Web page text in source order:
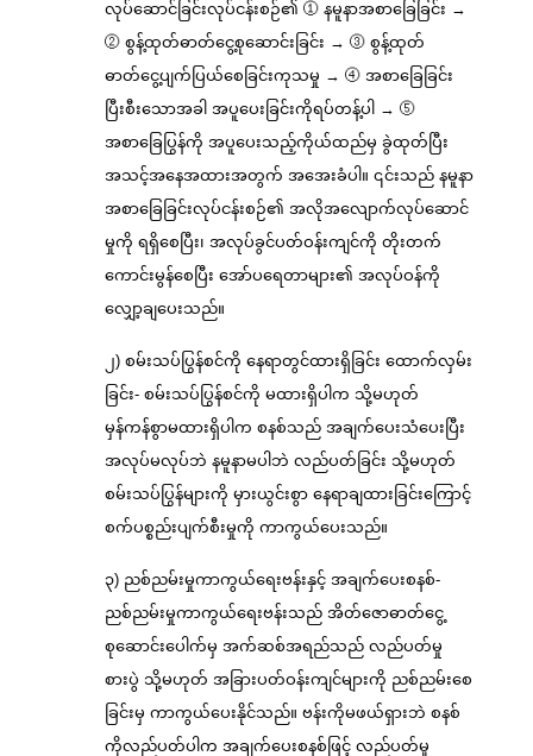
လုပ်ဆောင်ခြင်းလုပ်ငန်းစဉ်၏ ① နမူနာအစာခြေခြင်း →
② စွန့်ထုတ်ဓာတ်ငွေ့စုဆောင်းခြင်း → ③ စွန့်ထုတ်
ဓာတ်ငွေ့ပျက်ပြယ်စေခြင်းကုသမှု → ④ အစာခြေခြင်း
ပြီးစီးသောအခါ အပူပေးခြင်းကိုရပ်တန့်ပါ → ⑤
အစာခြေပြွန်ကို အပူပေးသည့်ကိုယ်ထည်မှ ခွဲထုတ်ပြီး
အသင့်အနေအထားအတွက် အအေးခံပါ။ ၎င်းသည် နမူနာ
အစာခြေခြင်းလုပ်ငန်းစဉ်၏ အလိုအလျောက်လုပ်ဆောင်
မှုကို ရရှိစေပြီး၊ အလုပ်ခွင်ပတ်ဝန်းကျင်ကို တိုးတက်
ကောင်းမွန်စေပြီး အော်ပရေတာများ၏ အလုပ်ဝန်ကို
လျှော့ချပေးသည်။
၂) စမ်းသပ်ပြွန်စင်ကို နေရာတွင်ထားရှိခြင်း ထောက်လှမ်း
ခြင်း- စမ်းသပ်ပြွန်စင်ကို မထားရှိပါက သို့မဟုတ်
မှန်ကန်စွာမထားရှိပါက စနစ်သည် အချက်ပေးသံပေးပြီး
အလုပ်မလုပ်ဘဲ နမူနာမပါဘဲ လည်ပတ်ခြင်း သို့မဟုတ်
စမ်းသပ်ပြွန်များကို မှားယွင်းစွာ နေရာချထားခြင်းကြောင့်
စက်ပစ္စည်းပျက်စီးမှုကို ကာကွယ်ပေးသည်။
၃) ညစ်ညမ်းမှုကာကွယ်ရေးဗန်းနှင့် အချက်ပေးစနစ်-
ညစ်ညမ်းမှုကာကွယ်ရေးဗန်းသည် အိတ်ဇောဓာတ်ငွေ့
စုဆောင်းပေါက်မှ အက်ဆစ်အရည်သည် လည်ပတ်မှု
စားပွဲ သို့မဟုတ် အခြားပတ်ဝန်းကျင်များကို ညစ်ညမ်းစေ
ခြင်းမှ ကာကွယ်ပေးနိုင်သည်။ ဗန်းကိုမဖယ်ရှားဘဲ စနစ်
ကိုလည်ပတ်ပါက အချက်ပေးစနစ်ဖြင့် လည်ပတ်မှု